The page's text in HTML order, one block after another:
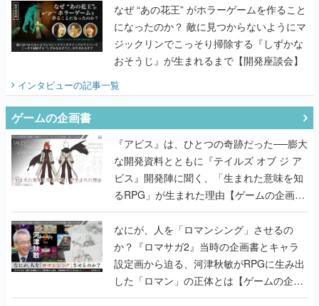
なぜ “あの花王” がホラーゲームを作ること
になったのか？ 敵に見つからないようにマ
ジックリンでこっそり掃除する『しずかな
おそうじ』が生まれるまで【開発座談会】
インタビューの記事一覧
ゲームの企画書
『アビス』は、ひとつの奇跡だった──膨大
な開発資料とともに『テイルズ オブ ジ ア
ビス』開発陣に聞く、「生まれた意味を知
るRPG」が生まれた理由【ゲームの企画
書】
なにが、人を「ロマンシング」させるの
か？『ロマサガ2』当時の企画書とキャラ
設定画から迫る、河津秋敏がRPGに生み出
した「ロマン」の正体とは【ゲームの企画
書】